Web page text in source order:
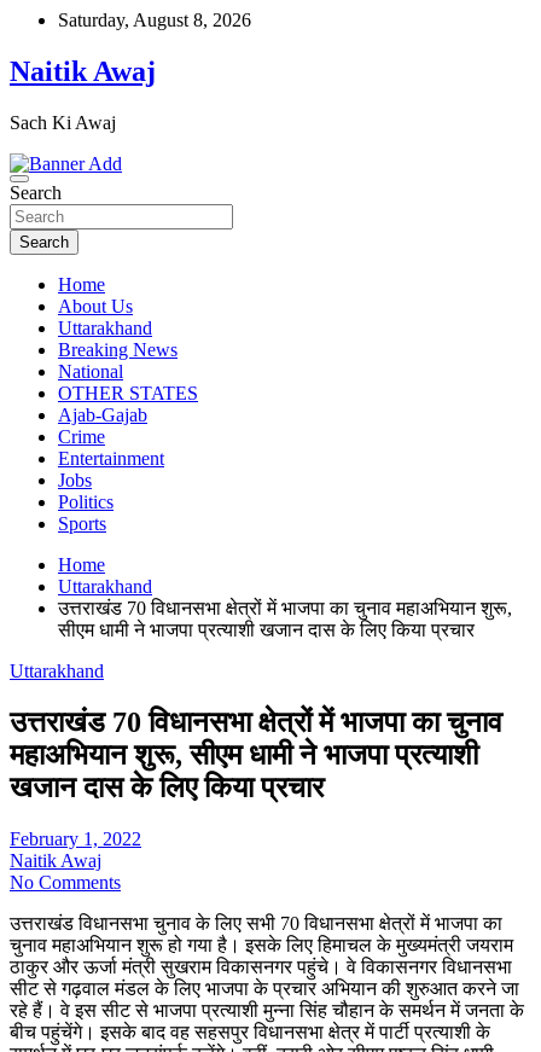
Skip
content
Saturday, August 8, 2026
Naitik Awaj
Sach Ki Awaj
Search
Search
Home
About Us
Uttarakhand
Breaking News
National
OTHER STATES
Ajab-Gajab
Crime
Entertainment
Jobs
Politics
Sports
Home
Uttarakhand
उत्तराखंड 70 विधानसभा क्षेत्रों में भाजपा का चुनाव महाअभियान शुरू,
सीएम धामी ने भाजपा प्रत्याशी खजान दास के लिए किया प्रचार
Uttarakhand
उत्तराखंड 70 विधानसभा क्षेत्रों में भाजपा का चुनाव
महाअभियान शुरू, सीएम धामी ने भाजपा प्रत्याशी
खजान दास के लिए किया प्रचार
February 1, 2022
Naitik Awaj
No Comments
उत्तराखंड विधानसभा चुनाव के लिए सभी 70 विधानसभा क्षेत्रों में भाजपा का
चुनाव महाअभियान शुरू हो गया है। इसके लिए हिमाचल के मुख्यमंत्री जयराम
ठाकुर और ऊर्जा मंत्री सुखराम विकासनगर पहुंचे। वे विकासनगर विधानसभा
सीट से गढ़वाल मंडल के लिए भाजपा के प्रचार अभियान की शुरुआत करने जा
रहे हैं। वे इस सीट से भाजपा प्रत्याशी मुन्ना सिंह चौहान के समर्थन में जनता के
बीच पहुंचेंगे। इसके बाद वह सहसपुर विधानसभा क्षेत्र में पार्टी प्रत्याशी के